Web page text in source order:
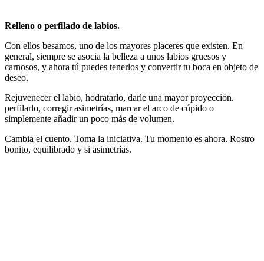
Relleno o perfilado de labios.
Con ellos besamos, uno de los mayores placeres que existen. En
general, siempre se asocia la belleza a unos labios gruesos y
carnosos, y ahora tú puedes tenerlos y convertir tu boca en objeto de
deseo.
Rejuvenecer el labio, hodratarlo, darle una mayor proyección.
perfilarlo, corregir asimetrías, marcar el arco de cúpido o
simplemente añadir un poco más de volumen.
Cambia el cuento. Toma la iniciativa. Tu momento es ahora. Rostro
bonito, equilibrado y si asimetrías.